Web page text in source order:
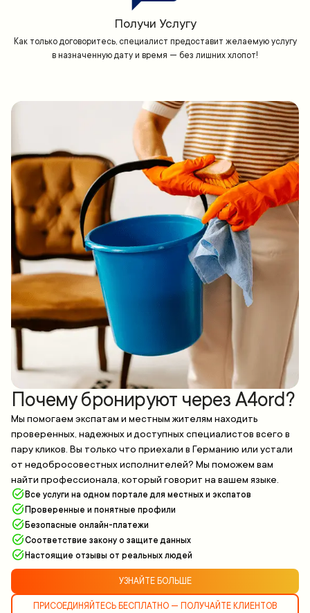
Получи Услугу
Как только договоритесь, специалист предоставит желаемую услугу
в назначенную дату и время — без лишних хлопот!
Почему бронируют через A4ord?
Мы помогаем экспатам и местным жителям находить
проверенных, надежных и доступных специалистов всего в
пару кликов. Вы только что приехали в Германию или устали
от недобросовестных исполнителей? Мы поможем вам
найти профессионала, который говорит на вашем языке.
Все услуги на одном портале для местных и экспатов
Проверенные и понятные профили
Безопасные онлайн-платежи
Соответствие закону о защите данных
Настоящие отзывы от реальных людей
УЗНАЙТЕ БОЛЬШЕ
ПРИСОЕДИНЯЙТЕСЬ БЕСПЛАТНО — ПОЛУЧАЙТЕ КЛИЕНТОВ